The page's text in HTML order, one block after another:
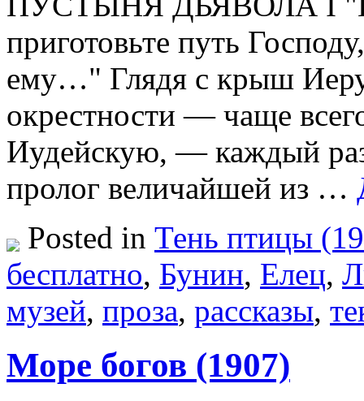
приготовьте путь
ему…" Глядя с крыш
окрестности — чаще
Иудейскую, — каждый
пролог величайшей из …
Posted in Тень птицы
бесплатно, Бунин, Елец,
музей, проза, рассказы,
Море богов (1907)